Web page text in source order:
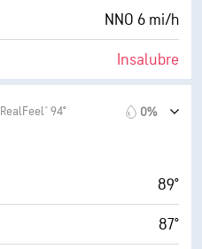
10 (Molto luminoso)
0%
NNO 6 mi/h
Insalubre
15%
38° F
RealFeel® 94° 0%
89°
87°